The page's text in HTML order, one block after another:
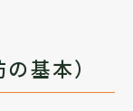
基本）